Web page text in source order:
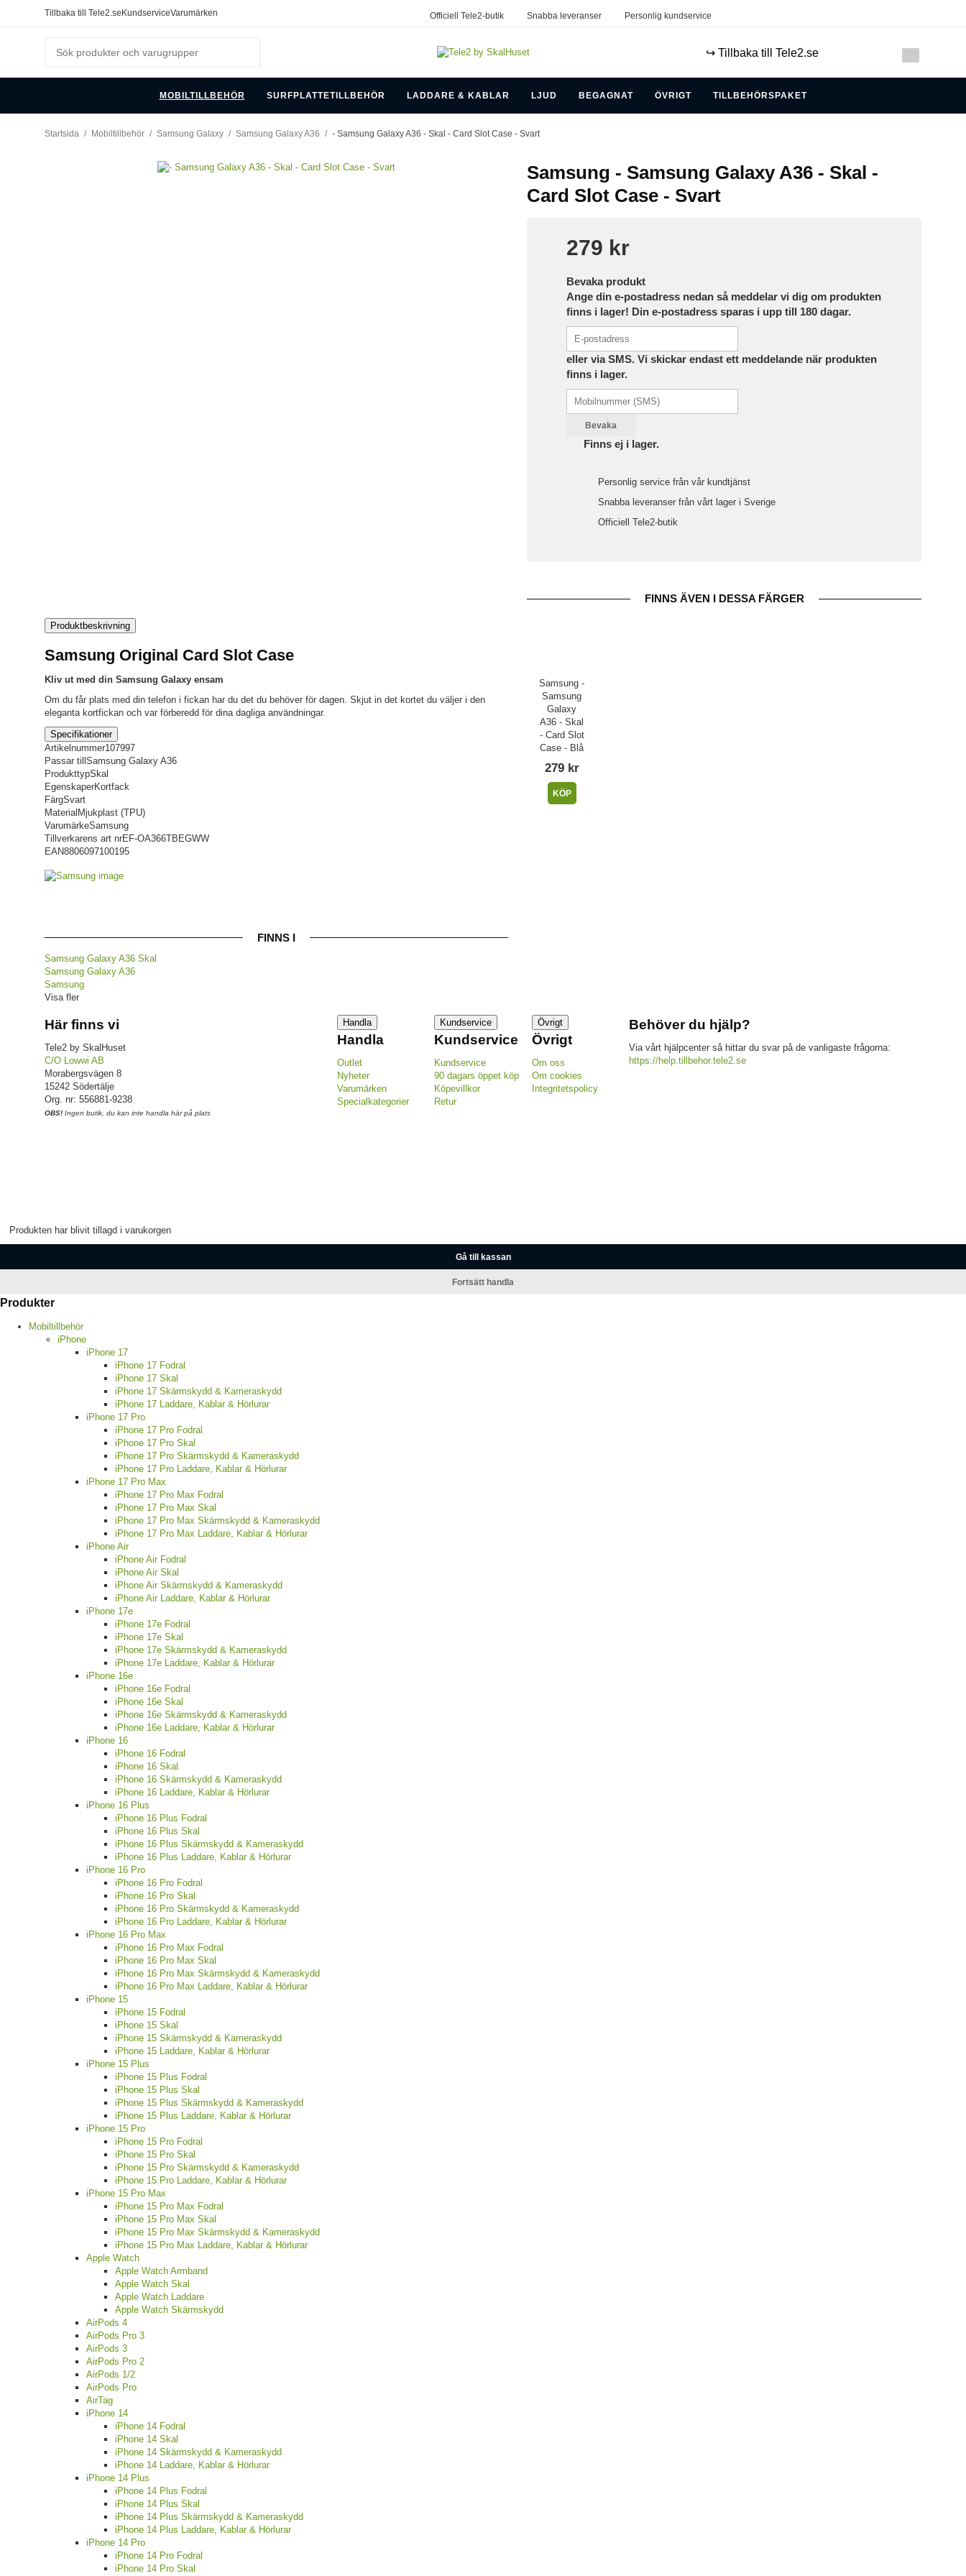
Tillbaka till Tele2.se KundserviceVarumärken Officiell Tele2-butik Snabba leveranser Personlig kundservice
↪️ Tillbaka till Tele2.se
MOBILTILLBEHÖR SURFPLATTETILLBEHÖR LADDARE & KABLAR LJUD BEGAGNAT ÖVRIGT TILLBEHÖRSPAKET
Startsida / Mobiltillbehör / Samsung Galaxy / Samsung Galaxy A36 / - Samsung Galaxy A36 - Skal - Card Slot Case - Svart
Samsung - Samsung Galaxy A36 - Skal -
Card Slot Case - Svart
279 kr
Bevaka produkt
Ange din e-postadress nedan så meddelar vi dig om produkten
finns i lager! Din e-postadress sparas i upp till 180 dagar.
eller via SMS. Vi skickar endast ett meddelande när produkten
finns i lager.
Bevaka
Finns ej i lager.
Personlig service från vår kundtjänst
Snabba leveranser från vårt lager i Sverige
Officiell Tele2-butik
FINNS ÄVEN I DESSA FÄRGER
Samsung -
Samsung
Galaxy
A36 - Skal
- Card Slot
Case - Blå
279 kr
KÖP
Produktbeskrivning
Samsung Original Card Slot Case
Kliv ut med din Samsung Galaxy ensam
Om du får plats med din telefon i fickan har du det du behöver för dagen. Skjut in det kortet du väljer i den
eleganta kortfickan och var förberedd för dina dagliga användningar.
Specifikationer
Artikelnummer107997
Passar till Samsung Galaxy A36
ProdukttypSkal
EgenskaperKortfack
FärgSvart
Material Mjukplast (TPU)
VarumärkeSamsung
Tillverkarens art nrEF-OA366TBEGWW
EAN8806097100195
FINNS I
Samsung Galaxy A36 Skal
Samsung Galaxy A36
Samsung
Visa fler
Här finns vi
Tele2 by SkalHuset
C/O Lowwi AB
Morabergsvägen 8
15242 Södertälje
Org. nr: 556881-9238
OBS! Ingen butik, du kan inte handla här på plats
Handla
Handla
Outlet
Nyheter
Varumärken
Specialkategorier
Kundservice
Kundservice
Kundservice
90 dagars öppet köp
Köpevillkor
Retur
Övrigt
Övrigt
Om oss
Om cookies
Integritetspolicy
Behöver du hjälp?
Via vårt hjälpcenter så hittar du svar på de vanligaste frågorna:
https://help.tillbehor.tele2.se
Produkten har blivit tillagd i varukorgen
Gå till kassan
Fortsätt handla
Produkter
Mobiltillbehör
iPhone
iPhone 17
iPhone 17 Fodral
iPhone 17 Skal
iPhone 17 Skärmskydd & Kameraskydd
iPhone 17 Laddare, Kablar & Hörlurar
iPhone 17 Pro
iPhone 17 Pro Fodral
iPhone 17 Pro Skal
iPhone 17 Pro Skärmskydd & Kameraskydd
iPhone 17 Pro Laddare, Kablar & Hörlurar
iPhone 17 Pro Max
iPhone 17 Pro Max Fodral
iPhone 17 Pro Max Skal
iPhone 17 Pro Max Skärmskydd & Kameraskydd
iPhone 17 Pro Max Laddare, Kablar & Hörlurar
iPhone Air
iPhone Air Fodral
iPhone Air Skal
iPhone Air Skärmskydd & Kameraskydd
iPhone Air Laddare, Kablar & Hörlurar
iPhone 17e
iPhone 17e Fodral
iPhone 17e Skal
iPhone 17e Skärmskydd & Kameraskydd
iPhone 17e Laddare, Kablar & Hörlurar
iPhone 16e
iPhone 16e Fodral
iPhone 16e Skal
iPhone 16e Skärmskydd & Kameraskydd
iPhone 16e Laddare, Kablar & Hörlurar
iPhone 16
iPhone 16 Fodral
iPhone 16 Skal
iPhone 16 Skärmskydd & Kameraskydd
iPhone 16 Laddare, Kablar & Hörlurar
iPhone 16 Plus
iPhone 16 Plus Fodral
iPhone 16 Plus Skal
iPhone 16 Plus Skärmskydd & Kameraskydd
iPhone 16 Plus Laddare, Kablar & Hörlurar
iPhone 16 Pro
iPhone 16 Pro Fodral
iPhone 16 Pro Skal
iPhone 16 Pro Skärmskydd & Kameraskydd
iPhone 16 Pro Laddare, Kablar & Hörlurar
iPhone 16 Pro Max
iPhone 16 Pro Max Fodral
iPhone 16 Pro Max Skal
iPhone 16 Pro Max Skärmskydd & Kameraskydd
iPhone 16 Pro Max Laddare, Kablar & Hörlurar
iPhone 15
iPhone 15 Fodral
iPhone 15 Skal
iPhone 15 Skärmskydd & Kameraskydd
iPhone 15 Laddare, Kablar & Hörlurar
iPhone 15 Plus
iPhone 15 Plus Fodral
iPhone 15 Plus Skal
iPhone 15 Plus Skärmskydd & Kameraskydd
iPhone 15 Plus Laddare, Kablar & Hörlurar
iPhone 15 Pro
iPhone 15 Pro Fodral
iPhone 15 Pro Skal
iPhone 15 Pro Skärmskydd & Kameraskydd
iPhone 15 Pro Laddare, Kablar & Hörlurar
iPhone 15 Pro Max
iPhone 15 Pro Max Fodral
iPhone 15 Pro Max Skal
iPhone 15 Pro Max Skärmskydd & Kameraskydd
iPhone 15 Pro Max Laddare, Kablar & Hörlurar
Apple Watch
Apple Watch Armband
Apple Watch Skal
Apple Watch Laddare
Apple Watch Skärmskydd
AirPods 4
AirPods Pro 3
AirPods 3
AirPods Pro 2
AirPods 1/2
AirPods Pro
AirTag
iPhone 14
iPhone 14 Fodral
iPhone 14 Skal
iPhone 14 Skärmskydd & Kameraskydd
iPhone 14 Laddare, Kablar & Hörlurar
iPhone 14 Plus
iPhone 14 Plus Fodral
iPhone 14 Plus Skal
iPhone 14 Plus Skärmskydd & Kameraskydd
iPhone 14 Plus Laddare, Kablar & Hörlurar
iPhone 14 Pro
iPhone 14 Pro Fodral
iPhone 14 Pro Skal